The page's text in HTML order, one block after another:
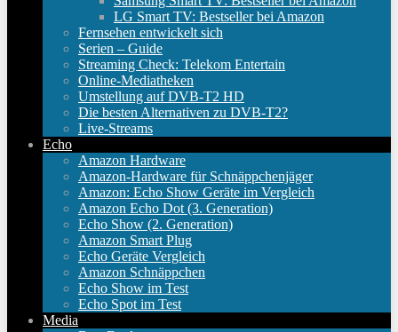
LG Smart TV: Bestseller bei Amazon
Fernsehen entwickelt sich
Serien – Guide
Streaming Check: Telekom Entertain
Online-Mediatheken
Umstellung auf DVB-T2 HD
Die besten Alternativen zu DVB-T2?
Live-Streams
Echo
Amazon Hardware
Amazon-Hardware für Schnäppchenjäger
Amazon: Echo Show Geräte im Vergleich
Amazon Echo Dot (3. Generation)
Echo Show (2. Generation)
Amazon Smart Plug
Echo Geräte Vergleich
Amazon Schnäppchen
Echo Show im Test
Echo Spot im Test
Media